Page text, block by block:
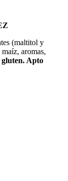
(maltitol y
aromas,
gluten. Apto